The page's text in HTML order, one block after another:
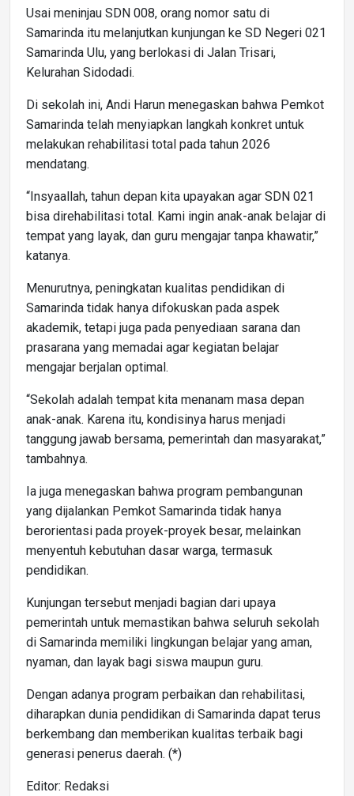
Usai meninjau SDN 008, orang nomor satu di
Samarinda itu melanjutkan kunjungan ke SD Negeri 021
Samarinda Ulu, yang berlokasi di Jalan Trisari,
Kelurahan Sidodadi.
Di sekolah ini, Andi Harun menegaskan bahwa Pemkot
Samarinda telah menyiapkan langkah konkret untuk
melakukan rehabilitasi total pada tahun 2026
mendatang.
“Insyaallah, tahun depan kita upayakan agar SDN 021
bisa direhabilitasi total. Kami ingin anak-anak belajar di
tempat yang layak, dan guru mengajar tanpa khawatir,”
katanya.
Menurutnya, peningkatan kualitas pendidikan di
Samarinda tidak hanya difokuskan pada aspek
akademik, tetapi juga pada penyediaan sarana dan
prasarana yang memadai agar kegiatan belajar
mengajar berjalan optimal.
“Sekolah adalah tempat kita menanam masa depan
anak-anak. Karena itu, kondisinya harus menjadi
tanggung jawab bersama, pemerintah dan masyarakat,”
tambahnya.
Ia juga menegaskan bahwa program pembangunan
yang dijalankan Pemkot Samarinda tidak hanya
berorientasi pada proyek-proyek besar, melainkan
menyentuh kebutuhan dasar warga, termasuk
pendidikan.
Kunjungan tersebut menjadi bagian dari upaya
pemerintah untuk memastikan bahwa seluruh sekolah
di Samarinda memiliki lingkungan belajar yang aman,
nyaman, dan layak bagi siswa maupun guru.
Dengan adanya program perbaikan dan rehabilitasi,
diharapkan dunia pendidikan di Samarinda dapat terus
berkembang dan memberikan kualitas terbaik bagi
generasi penerus daerah. (*)
Editor: Redaksi